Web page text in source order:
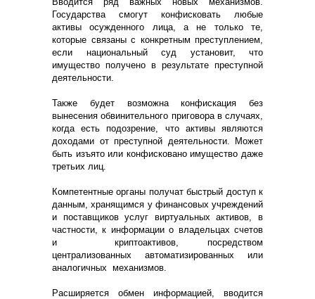
Государства смогут конфисковать любые
активы осужденного лица, а не только те,
которые связаны с конкретным преступлением,
если национальный суд установит, что
имущество получено в результате преступной
деятельности.
Также будет возможна конфискация без
вынесения обвинительного приговора в случаях,
когда есть подозрение, что активы являются
доходами от преступной деятельности. Может
быть изъято или конфисковано имущество даже
третьих лиц.
Компетентные органы получат быстрый доступ к
данным, хранящимся у финансовых учреждений
и поставщиков услуг виртуальных активов, в
частности, к информации о владельцах счетов
и криптоактивов, посредством
централизованных автоматизированных или
аналогичных механизмов.
Расширяется обмен информацией, вводится